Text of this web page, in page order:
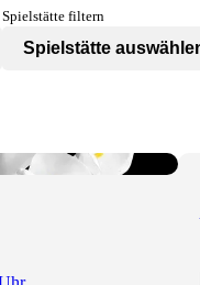
Spielstätte filtern